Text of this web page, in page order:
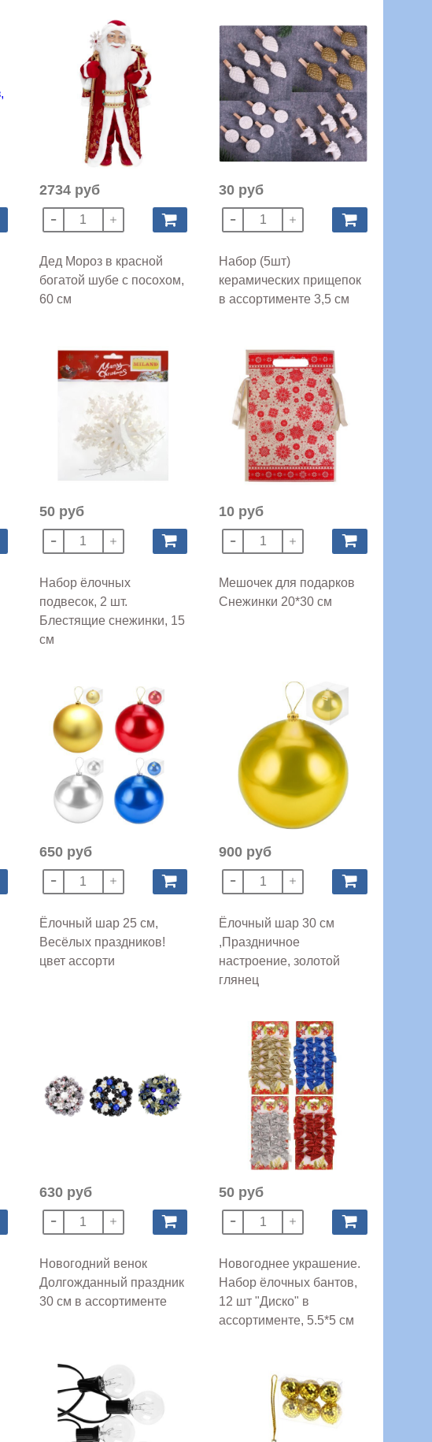
2734 руб
Дед Мороз в красной
богатой шубе с посохом,
60 см
30 руб
Набор (5шт)
керамических прищепок
в ассортименте 3,5 см
50 руб
Набор ёлочных
подвесок, 2 шт.
Блестящие снежинки, 15
см
10 руб
Мешочек для подарков
Снежинки 20*30 см
650 руб
Ёлочный шар 25 см,
Весёлых праздников!
цвет ассорти
900 руб
Ёлочный шар 30 см
,Праздничное
настроение, золотой
глянец
630 руб
Новогодний венок
Долгожданный праздник
30 см в ассортименте
50 руб
Новогоднее украшение.
Набор ёлочных бантов,
12 шт "Диско" в
ассортименте, 5.5*5 см